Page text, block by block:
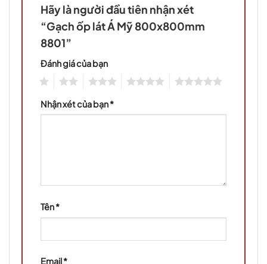
Hãy là người đầu tiên nhận xét
“Gạch ốp lát Á Mỹ 800x800mm
8801”
Đánh giá của bạn
Nhận xét của bạn*
Tên*
Email*